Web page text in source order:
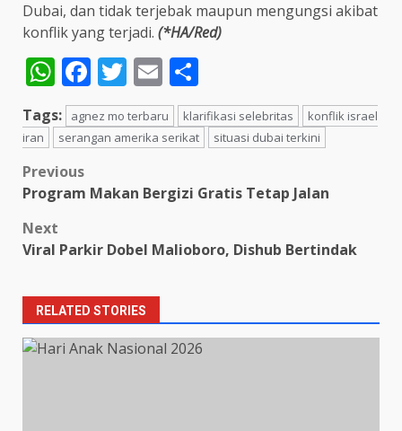
Dubai, dan tidak terjebak maupun mengungsi akibat
konflik yang terjadi. (*HA/Red)
WhatsApp
Facebook
Twitter
Email
Tags: agnez mo terbaru klarifikasi selebritas
konflik israel
iran
serangan amerika serikat situasi dubai terkini
Post
navigation
Previous
Program Makan Bergizi Gratis Tetap Jalan
Next
Viral Parkir Dobel Malioboro, Dishub Bertindak
RELATED STORIES